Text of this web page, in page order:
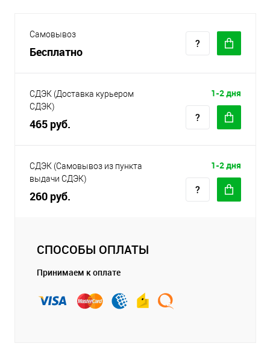
Самовывоз
Бесплатно
СДЭК (Доставка курьером
СДЭК)
465 руб.
1-2 дня
СДЭК (Самовывоз из пункта
выдачи СДЭК)
260 руб.
1-2 дня
СПОСОБЫ ОПЛАТЫ
Принимаем к оплате